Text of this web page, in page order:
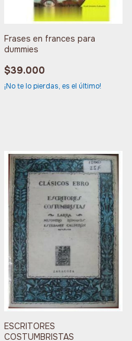
Frases en frances para
dummies
$39.000
¡No te lo pierdas, es el último!
ESCRITORES
COSTUMBRISTAS